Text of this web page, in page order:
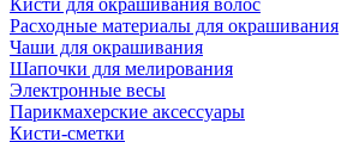
Кисти для окрашивания волос
Расходные материалы для окрашивания
Чаши для окрашивания
Шапочки для мелирования
Электронные весы
Парикмахерские аксессуары
Кисти-сметки